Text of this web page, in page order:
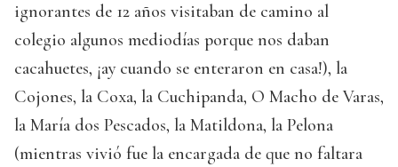
ignorantes de 12 años visitaban de camino al
colegio algunos mediodías porque nos daban
cacahuetes, ¡ay cuando se enteraron en casa!), la
Cojones, la Coxa, la Cuchipanda, O Macho de Varas,
la María dos Pescados, la Matildona, la Pelona
(mientras vivió fue la encargada de que no faltara